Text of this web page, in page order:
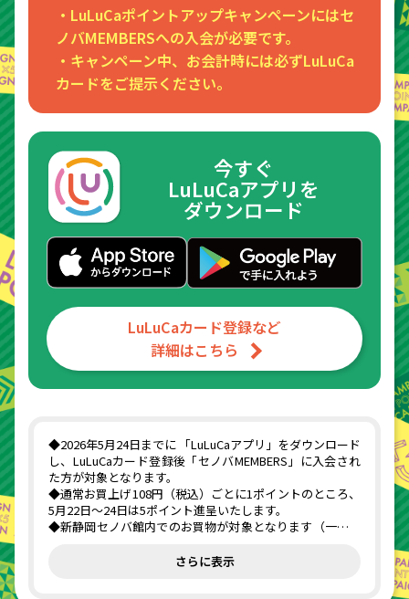
・LuLuCaポイントアップキャンペーンにはセ
ノバMEMBERSへの入会が必要です。
・キャンペーン中、お会計時には必ずLuLuCa
カードをご提示ください。
今すぐ
LuLuCaアプリを
ダウンロード
LuLuCaカード登録など
詳細はこちら
◆2026年5月24日までに 「LuLuCaアプリ」をダウンロード
し、LuLuCaカード登録後「セノバMEMBERS」に入会され
た方が対象となります。
◆通常お買上げ108円（税込）ごとに1ポイントのところ、
5月22日～24日は5ポイント進呈いたします。
◆新静岡セノバ館内でのお買物が対象となります（一部対
◆お会計時にLuLuCaカードまたはLuLuCaアプリ 新静岡セ
さらに表示